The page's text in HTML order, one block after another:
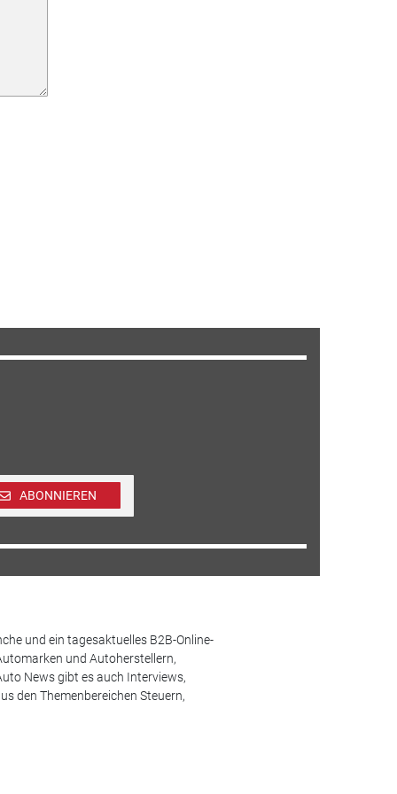
ABONNIEREN
und ein tagesaktuelles B2B-Online-
und Autoherstellern,
News gibt es auch Interviews,
den Themenbereichen Steuern,